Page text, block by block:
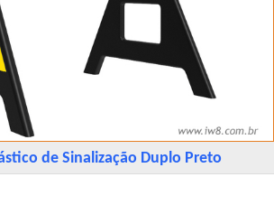
de Sinalização Duplo Preto